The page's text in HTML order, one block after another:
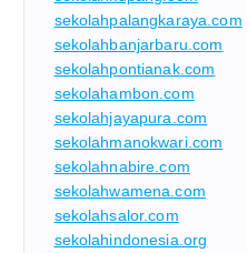
sekolahpalangkaraya.com
sekolahbanjarbaru.com
sekolahpontianak.com
sekolahambon.com
sekolahjayapura.com
sekolahmanokwari.com
sekolahnabire.com
sekolahwamena.com
sekolahsalor.com
sekolahindonesia.org